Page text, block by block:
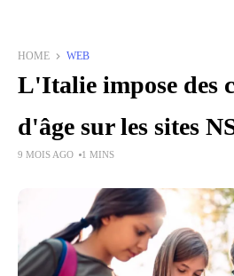
HOME WEB
L'Italie impose des
d'âge sur les sites
9 MOIS AGO 1 MINS